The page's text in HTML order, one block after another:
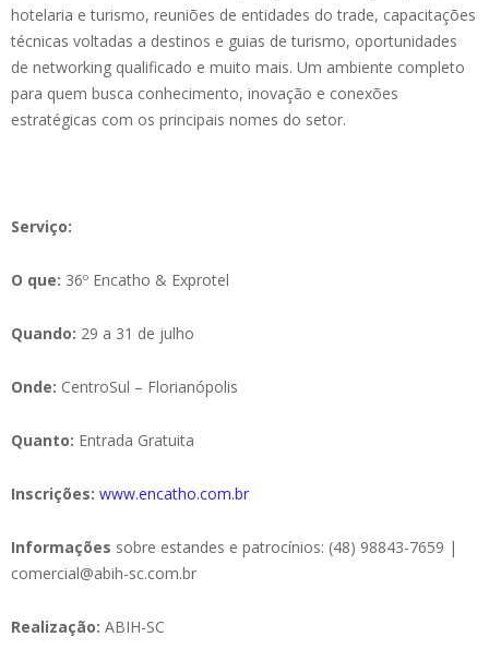
hotelaria e turismo, reuniões de entidades do trade, capacitações
técnicas voltadas a destinos e guias de turismo, oportunidades
de networking qualificado e muito mais. Um ambiente completo
para quem busca conhecimento, inovação e conexões
estratégicas com os principais nomes do setor.
Serviço:
O que: 36º Encatho & Exprotel
Quando: 29 a 31 de julho
Onde: CentroSul – Florianópolis
Quanto: Entrada Gratuita
Inscrições: www.encatho.com.br
Informações sobre estandes e patrocínios: (48) 98843-7659 |
comercial@abih-sc.com.br
Realização: ABIH-SC